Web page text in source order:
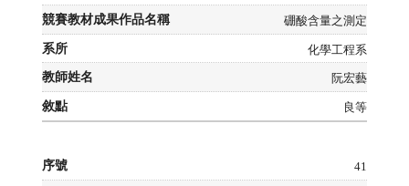
硼酸含量之測定
化學工程系
阮宏藝
良等
41